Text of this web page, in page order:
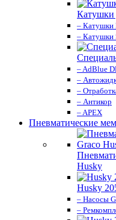
Катушки
– Катушки
– Катушки
– AdBlue
–
–
– Антикор
– APEX
Пневматические
Husky
Husky
– Насосы
–